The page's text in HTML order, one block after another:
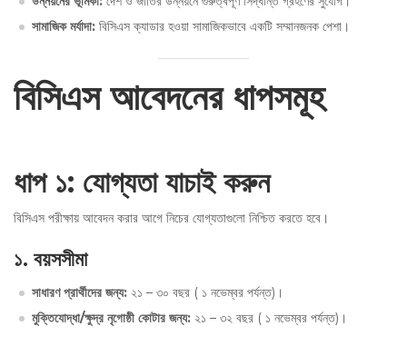
সামাজিক মর্যাদা: বিসিএস ক্যাডার হওয়া সামাজিকভাবে একটি সম্মানজনক পেশা।
বিসিএস আবেদনের ধাপসমূহ
ধাপ ১: যোগ্যতা যাচাই করুন
বিসিএস পরীক্ষায় আবেদন করার আগে নিচের যোগ্যতাগুলো নিশ্চিত করতে হবে।
১. বয়সসীমা
সাধারণ প্রার্থীদের জন্য: ২১ – ৩০ বছর ( ১ নভেম্বর পর্যন্ত)।
মুক্তিযোদ্ধা/ক্ষুদ্র নৃগোষ্ঠী কোটার জন্য: ২১ – ৩২ বছর ( ১ নভেম্বর পর্যন্ত)।